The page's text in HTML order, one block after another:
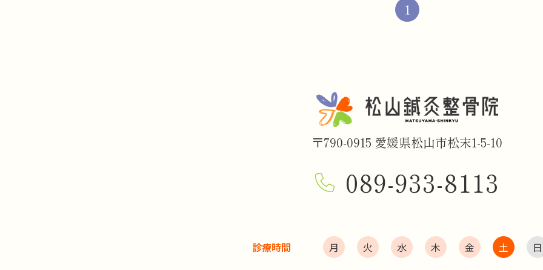
1
〒790-0915 愛媛県松山市松末1-5-10
089-933-8113
診療時間 月 火 水 木 金 土
日